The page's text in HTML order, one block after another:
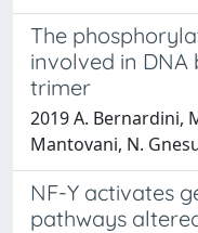
The
involved in DNA
trimer
2019 A. Bernardini,
Mantovani, N.
NF-Y activates
pathways